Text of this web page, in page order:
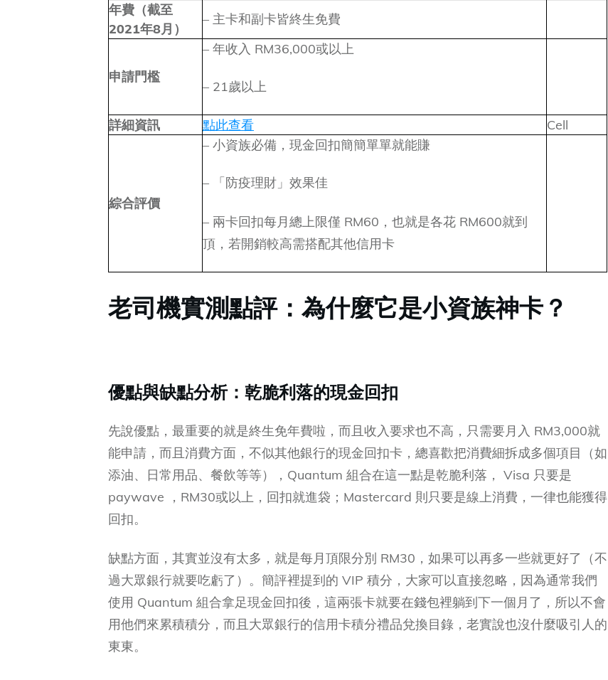
年費（截至
2021年8月）
– 主卡和副卡皆終生免費
申請門檻
– 年收入 RM36,000或以上
– 21歲以上
詳細資訊 點此查看 Cell
綜合評價
– 小資族必備，現金回扣簡簡單單就能賺
– 「防疫理財」效果佳
– 兩卡回扣每月總上限僅 RM60，也就是各花 RM600就到
頂，若開銷較高需搭配其他信用卡
老司機實測點評：為什麼它是小資族神卡？
優點與缺點分析：乾脆利落的現金回扣
先說優點，最重要的就是終生免年費啦，而且收入要求也不高，只需要月入 RM3,000就
能申請，而且消費方面，不似其他銀行的現金回扣卡，總喜歡把消費細拆成多個項目（如
添油、日常用品、餐飲等等），Quantum 組合在這一點是乾脆利落， Visa 只要是
paywave ，RM30或以上，回扣就進袋；Mastercard 則只要是線上消費，一律也能獲得
回扣。
缺點方面，其實並沒有太多，就是每月頂限分別 RM30，如果可以再多一些就更好了（不
過大眾銀行就要吃虧了）。簡評裡提到的 VIP 積分，大家可以直接忽略，因為通常我們
使用 Quantum 組合拿足現金回扣後，這兩張卡就要在錢包裡躺到下一個月了，所以不會
用他們來累積積分，而且大眾銀行的信用卡積分禮品兌換目錄，老實說也沒什麼吸引人的
東東。